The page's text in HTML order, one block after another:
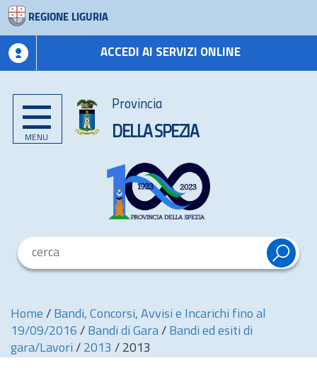
REGIONE LIGURIA
ACCEDI AI SERVIZI ONLINE
MENU
Provincia
DELLA SPEZIA
Home / Bandi, Concorsi, Avvisi e Incarichi fino al
19/09/2016 / Bandi di Gara / Bandi ed esiti di
gara/Lavori / 2013 / 2013